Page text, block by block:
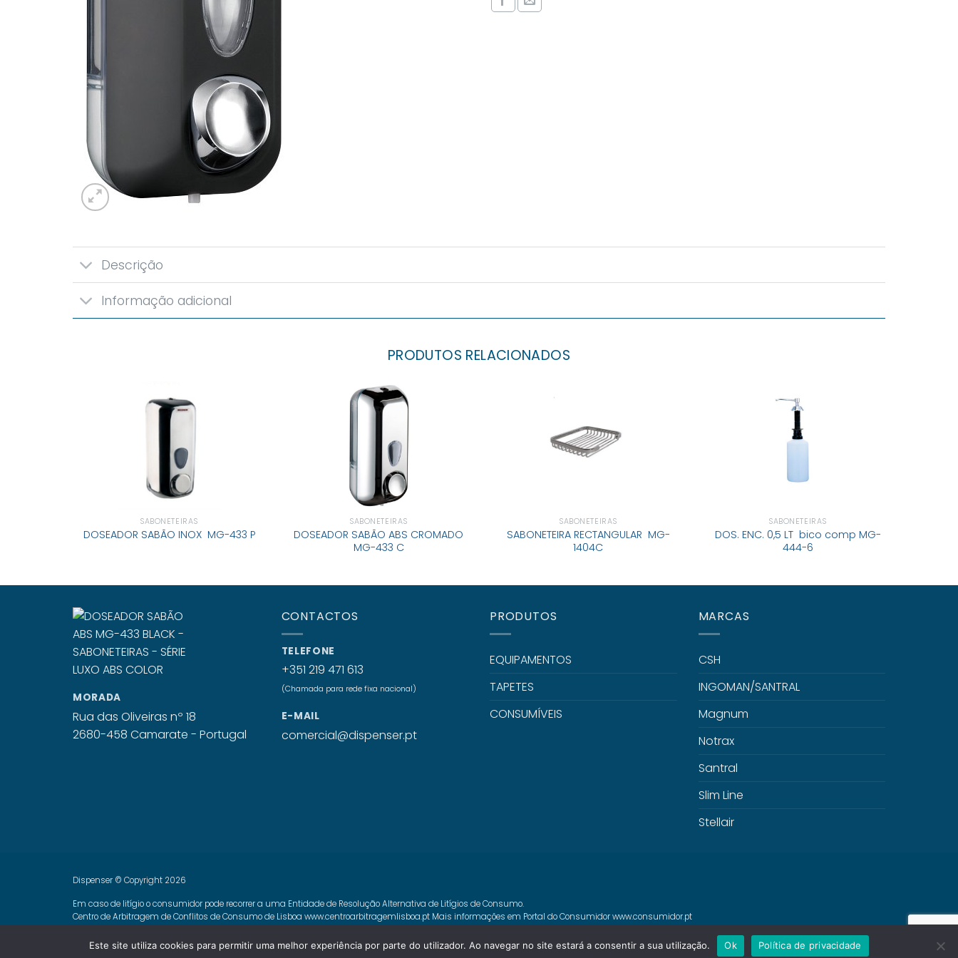
Descrição
Informação adicional
PRODUTOS RELACIONADOS
SABONETEIRAS
DOSEADOR SABÃO INOX MG-433 P
SABONETEIRAS
DOSEADOR SABÃO ABS CROMADO
MG-433 C
SABONETEIRAS
SABONETEIRA RECTANGULAR MG-
1404C
SABONETEIRAS
DOS. ENC. 0,5 LT bico comp MG-
444-6
MORADA
Rua das Oliveiras nº 18
2680-458 Camarate - Portugal
CONTACTOS
TELEFONE
+351 219 471 613
(Chamada para rede fixa nacional)
E-MAIL
comercial@dispenser.pt
PRODUTOS
EQUIPAMENTOS
TAPETES
CONSUMÍVEIS
MARCAS
CSH
INGOMAN/SANTRAL
Magnum
Notrax
Santral
Slim Line
Stellair
Dispenser © Copyright 2026
Em caso de litígio o consumidor pode recorrer a uma Entidade de Resolução Alternativa de Litígios de Consumo.
Centro de Arbitragem de Conflitos de Consumo de Lisboa www.centroarbitragemlisboa.pt Mais informações em Portal do Consumidorwww.consumidor.pt
Livro de Reclamações Online
Este site utiliza cookies para permitir uma melhor experiência por parte do utilizador. Ao navegar no site estará a consentir a sua utilização. Ok Política de privacidade